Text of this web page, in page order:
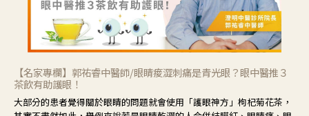
【名家專欄】郭祐睿中醫師/眼睛痠澀刺痛是青光眼？眼中醫推３
茶飲有助護眼！
大部分的患者覺得關於眼睛的問題就會使用「護眼神方」枸杞菊花茶，